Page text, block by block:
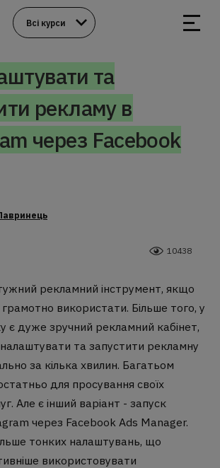
Всі курси
та
рекламу в
через Facebook
10438
рекламний інструмент, якщо
використати. Більше того, у
є дуже зручний рекламний кабінет,
та запустити рекламну
за кілька хвилин. Багатьом
для просування своїх
Але є інший варіант - запуск
через Facebook Ads Manager.
тонких налаштувань, що
використовувати